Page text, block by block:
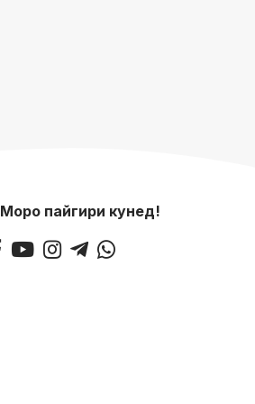
Моро пайгири кунед!